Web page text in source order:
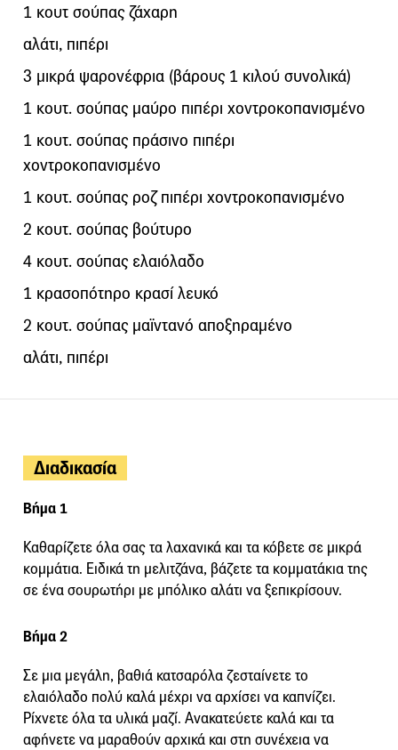
1 κουτ σούπας ζάχαρη
αλάτι, πιπέρι
3 μικρά ψαρονέφρια (βάρους 1 κιλού συνολικά)
1 κουτ. σούπας μαύρο πιπέρι χοντροκοπανισμένο
1 κουτ. σούπας πράσινο πιπέρι
χοντροκοπανισμένο
1 κουτ. σούπας ροζ πιπέρι χοντροκοπανισμένο
2 κουτ. σούπας βούτυρο
4 κουτ. σούπας ελαιόλαδο
1 κρασοπότηρο κρασί λευκό
2 κουτ. σούπας μαϊντανό αποξηραμένο
αλάτι, πιπέρι
Διαδικασία
Βήμα 1
Καθαρίζετε όλα σας τα λαχανικά και τα κόβετε σε μικρά
κομμάτια. Ειδικά τη μελιτζάνα, βάζετε τα κομματάκια της
σε ένα σουρωτήρι με μπόλικο αλάτι να ξεπικρίσουν.
Βήμα 2
Σε μια μεγάλη, βαθιά κατσαρόλα ζεσταίνετε το
ελαιόλαδο πολύ καλά μέχρι να αρχίσει να καπνίζει.
Ρίχνετε όλα τα υλικά μαζί. Ανακατεύετε καλά και τα
αφήνετε να μαραθούν αρχικά και στη συνέχεια να